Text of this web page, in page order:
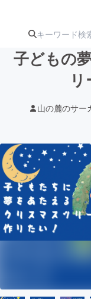
人気のプロ
ジェクト
注目のリ
ターン
アート
テクノ
ビジネ
まちづ
子どもの
山の麓のサー